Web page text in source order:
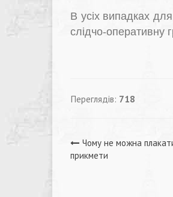
В усіх випадках
слідчо-оперативну
Переглядів: 718
Чому не можна
прикмети